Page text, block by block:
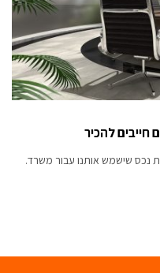
להכיר
נכס שישמש אותנו עבור משרד.